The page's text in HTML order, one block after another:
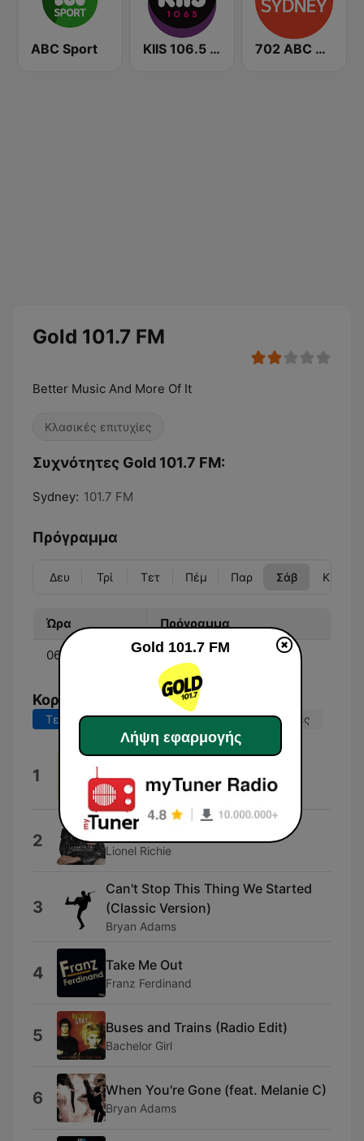
ABC Sport KIIS 106.5 FM 702 ABC Sydney
Gold 101.7 FM
Better Music And More Of It
Κλασικές επιτυχίες
Συχνότητες Gold 101.7 FM:
Sydney: 101.7 FM
Πρόγραμμα
Δευ Τρί Τετ Πέμ Παρ Σάβ Κυρ
Ώρα Πρόγραμμα
06:00 - 09:00 Jonesy & Amanda
Κορυφαία τραγούδια
Τελευταίες 7 ημέρες Τελευταίες 30 ημέρες
1
We Can Change Our World
Jason Tarver, Hugo Russo & Thomas
Greenwood
2 Dancing On the Ceiling
Lionel Richie
3
Can't Stop This Thing We Started
(Classic Version)
Bryan Adams
4 Take Me Out
Franz Ferdinand
5 Buses and Trains (Radio Edit)
Bachelor Girl
6 When You're Gone (feat. Melanie C)
Bryan Adams
Gold 101.7 FM
Λήψη εφαρμογής